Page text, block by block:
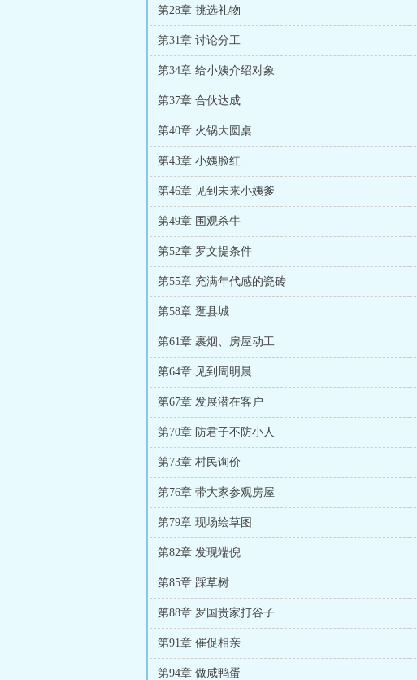
第28章 挑选礼物
第31章 讨论分工
第34章 给小姨介绍对象
第37章 合伙达成
第40章 火锅大圆桌
第43章 小姨脸红
第46章 见到未来小姨爹
第49章 围观杀牛
第52章 罗文提条件
第55章 充满年代感的瓷砖
第58章 逛县城
第61章 裹烟、房屋动工
第64章 见到周明晨
第67章 发展潜在客户
第70章 防君子不防小人
第73章 村民询价
第76章 带大家参观房屋
第79章 现场绘草图
第82章 发现端倪
第85章 踩草树
第88章 罗国贵家打谷子
第91章 催促相亲
第94章 做咸鸭蛋